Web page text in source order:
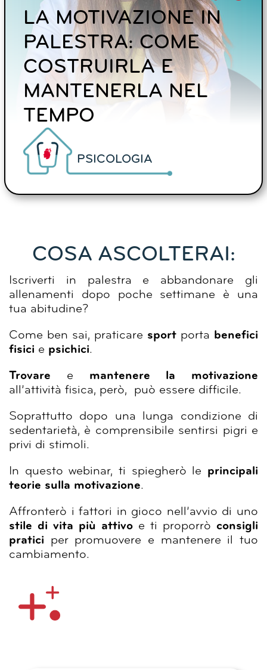
LA MOTIVAZIONE IN
PALESTRA: COME
COSTRUIRLA E
MANTENERLA NEL
TEMPO
PSICOLOGIA
COSA ASCOLTERAI:
Iscriverti in palestra e abbandonare gli
allenamenti dopo poche settimane è una
tua abitudine?
Come ben sai, praticare sport porta benefici
fisici e psichici.
Trovare e mantenere
la motivazione
all’attività fisica, però, può essere difficile.
Soprattutto dopo una lunga condizione di
sedentarietà, è comprensibile sentirsi pigri e
privi di stimoli.
In questo webinar, ti spiegherò le principali
teorie sulla motivazione.
Affronterò i fattori in gioco nell’avvio di uno
stile di vita più attivo e ti proporròconsigli
pratici per promuovere e mantenere il tuo
cambiamento.